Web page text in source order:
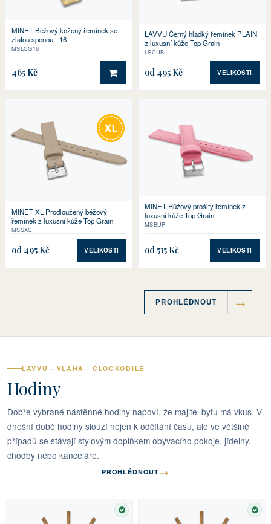
MINET Béžový kožený řemínek se
zlatou sponou - 16
MSLCG16
465 Kč DO KOŠÍKU
LAVVU Černý hladký řemínek PLAIN
z luxusní kůže Top Grain
LSCUB
od 495 Kč VELIKOSTI
MINET XL Prodloužený béžový
řemínek z luxusní kůže Top Grain
MSSXC
od 495 Kč VELIKOSTI
MINET Růžový prošitý řemínek z
luxusní kůže Top Grain
MSBUP
od 515 Kč VELIKOSTI
PROHLÉDNOUT
LAVVU · VLAHA · CLOCKODILE
Hodiny
Dobře vybrané nástěnné hodiny napoví, že majitel bytu má vkus. V
dnešní době hodiny slouží nejen k odčítání času, ale ve většině
případů se stávají stylovým doplňkem obývacího pokoje, jídelny,
chodby nebo kanceláře.
PROHLÉDNOUT →
SKLADEM